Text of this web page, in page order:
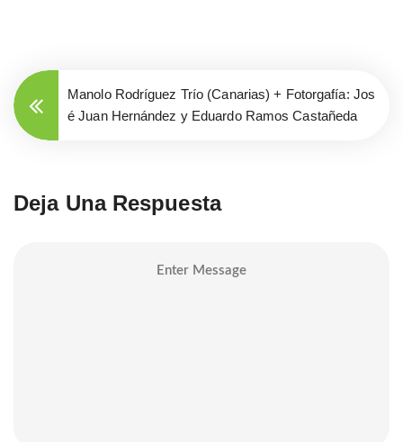
Manolo Rodríguez Trío (Canarias) + Fotorgafía: Jos
é Juan Hernández y Eduardo Ramos Castañeda
Deja Una Respuesta